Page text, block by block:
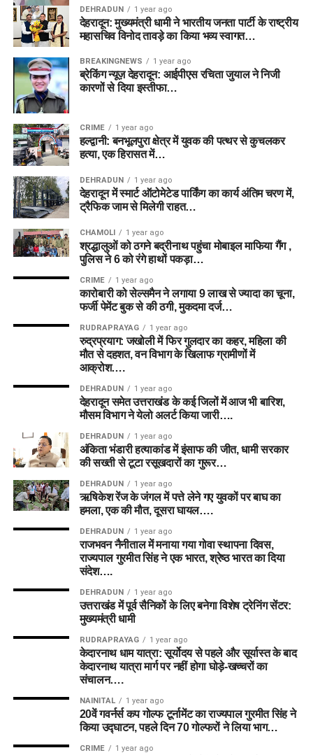
DEHRADUN 1 year ago
देहरादून: मुख्यमंत्री धामी ने भारतीय जनता पार्टी के राष्ट्रीय
महासचिव विनोद तावड़े का किया भव्य स्वागत…
BREAKINGNEWS 1 year ago
ब्रेकिंग न्यूज़ देहरादून: आईपीएस रचिता जुयाल ने निजी
कारणों से दिया इस्तीफा…
CRIME 1 year ago
हल्द्वानी: बनभूलपुरा क्षेत्र में युवक की पत्थर से कुचलकर
हत्या, एक हिरासत में…
DEHRADUN 1 year ago
देहरादून में स्मार्ट ऑटोमेटेड पार्किंग का कार्य अंतिम चरण में,
ट्रैफिक जाम से मिलेगी राहत…
CHAMOLI 1 year ago
श्रद्धालुओं को ठगने बद्रीनाथ पहुंचा मोबाइल माफिया गैंग ,
पुलिस ने 6 को रंगे हाथों पकड़ा…
CRIME 1 year ago
कारोबारी को सेल्समैन ने लगाया 9 लाख से ज्यादा का चूना,
फर्जी पेमेंट बुक से की ठगी, मुकदमा दर्ज…
RUDRAPRAYAG 1 year ago
रुद्रप्रयाग: जखोली में फिर गुलदार का कहर, महिला की
मौत से दहशत, वन विभाग के खिलाफ ग्रामीणों में
आक्रोश….
DEHRADUN 1 year ago
देहरादून समेत उत्तराखंड के कई जिलों में आज भी बारिश,
मौसम विभाग ने येलो अलर्ट किया जारी….
DEHRADUN 1 year ago
अंकिता भंडारी हत्याकांड में इंसाफ की जीत, धामी सरकार
की सख्ती से टूटा रसूखदारों का गुरूर…
DEHRADUN 1 year ago
ऋषिकेश रेंज के जंगल में पत्ते लेने गए युवकों पर बाघ का
हमला, एक की मौत, दूसरा घायल….
DEHRADUN 1 year ago
राजभवन नैनीताल में मनाया गया गोवा स्थापना दिवस,
राज्यपाल गुरमीत सिंह ने एक भारत, श्रेष्ठ भारत का दिया
संदेश….
DEHRADUN 1 year ago
उत्तराखंड में पूर्व सैनिकों के लिए बनेगा विशेष ट्रेनिंग सेंटर:
मुख्यमंत्री धामी
RUDRAPRAYAG 1 year ago
केदारनाथ धाम यात्रा: सूर्योदय से पहले और सूर्यास्त के बाद
केदारनाथ यात्रा मार्ग पर नहीं होगा घोड़े-खच्चरों का
संचालन….
NAINITAL 1 year ago
20वें गवर्नर्स कप गोल्फ टूर्नामेंट का राज्यपाल गुरमीत सिंह ने
किया उद्घाटन, पहले दिन 70 गोल्फरों ने लिया भाग…
CRIME 1 year ago